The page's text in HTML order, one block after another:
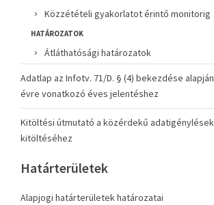
Közzétételi gyakorlatot érintő monitorig
HATÁROZATOK
Átláthatósági határozatok
Adatlap az Infotv. 71/D. § (4) bekezdése
évre vonatkozó éves jelentéshez
Kitöltési útmutató a közérdekű
kitöltéséhez
Határterületek
Alapjogi határterületek határozatai